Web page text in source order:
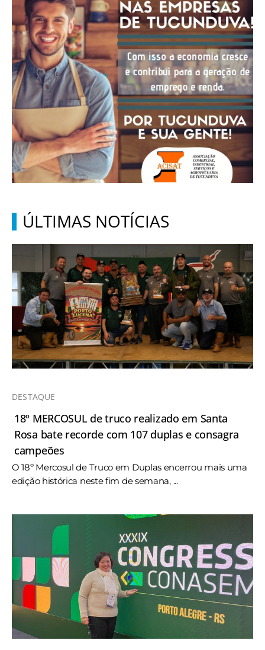
ÚLTIMAS NOTÍCIAS
DESTAQUE
18º MERCOSUL de truco realizado em Santa
Rosa bate recorde com 107 duplas e consagra
campeões
O 18º Mercosul de Truco em Duplas encerrou mais uma
edição histórica neste fim de semana, ...